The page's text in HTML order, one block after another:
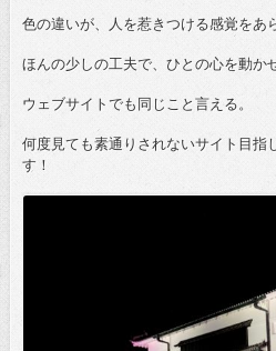
色の違いが、人を惹きつける感覚をあ
ほんの少しの工夫で、ひとの心を動か
ウェブサイトでも同じこと言える。
何度見ても素通りされないサイト目指
す！